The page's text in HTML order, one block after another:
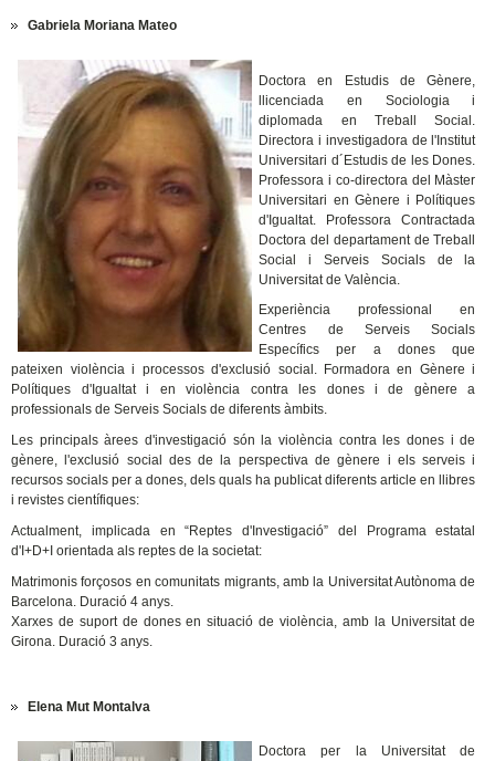
Gabriela Moriana Mateo
Doctora en Estudis de Gènere,
llicenciada en Sociologia i
diplomada en Treball Social.
Directora i investigadora de l'Institut
Universitari d´Estudis de les Dones.
Professora i co-directora del Màster
Universitari en Gènere i Polítiques
d'Igualtat. Professora Contractada
Doctora del departament de Treball
Social i Serveis Socials de la
Universitat de València.
Experiència professional en
Centres de Serveis Socials
Específics per a dones que
pateixen violència i processos d'exclusió social. Formadora en Gènere i
Polítiques d'Igualtat i en violència contra les dones i de gènere a
professionals de Serveis Socials de diferents àmbits.
Les principals àrees d'investigació són la violència contra les dones i de
gènere, l'exclusió social des de la perspectiva de gènere i els serveis i
recursos socials per a dones, dels quals ha publicat diferents article en llibres
i revistes científiques:
Actualment, implicada en “Reptes d'Investigació” del Programa estatal
d'I+D+I orientada als reptes de la societat:
Matrimonis forçosos en comunitats migrants, amb la Universitat Autònoma de
Barcelona. Duració 4 anys.
Xarxes de suport de dones en situació de violència, amb la Universitat de
Girona. Duració 3 anys.
Elena Mut Montalva
Doctora per la Universitat de